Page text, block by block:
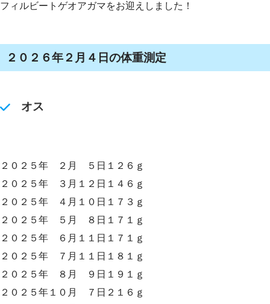
フィルビートゲオアガマをお迎えしました！
２０２６年２月４日の体重測定
オス
２０２５年 ２月 ５日１２６ｇ
２０２５年 ３月１２日１４６ｇ
２０２５年 ４月１０日１７３ｇ
２０２５年 ５月 ８日１７１ｇ
２０２５年 ６月１１日１７１ｇ
２０２５年 ７月１１日１８１ｇ
２０２５年 ８月 ９日１９１ｇ
２０２５年１０月 ７日２１６ｇ